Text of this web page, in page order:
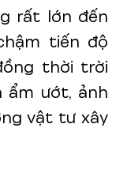
rất lớn đến
tiến độ
thời trời
ẩm ướt, ảnh
vật tư xây